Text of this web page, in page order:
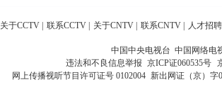
关于CCTV 联系CCTV 关于CNTV 联系CNTV 人才招聘
中国中央电视台 中国网络电
违法和不良信息举报 京ICP证060535号
网上传播视听节目许可证号 0102004 新出网证（京）